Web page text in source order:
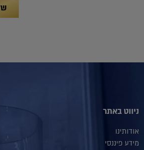
ניווט באתר
אודותינו
מידע פיננסי